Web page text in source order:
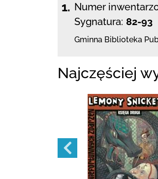
1. Numer
Sygnatura: 82-93
Gminna Biblioteka
Najczęściej